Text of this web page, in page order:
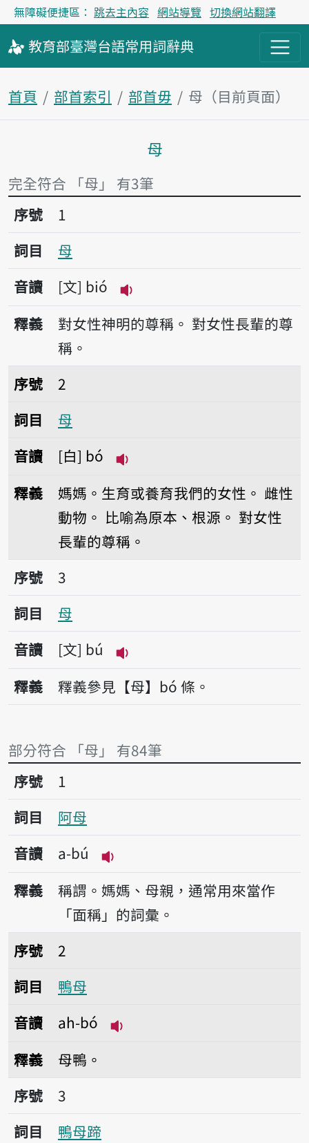
無障礙便捷區： 跳去主內容 網站導覽 切換網站翻譯
教育部臺灣台語常用詞辭典
首頁 部首索引 部首毋 母（目前頁面）
主內容區塊
母
完全符合 「母」 有3筆
序號1母
序號
1
詞目
母
音讀
文 bió
播放音讀bió
釋義 對女性神明的尊稱。 對女性長輩的尊
稱。
序號2母
序號
2
詞目
母
音讀
白 bó
釋義 媽媽。生育或養育我們的女性。 雌性
動物。 比喻為原本、根源。 對女性
長輩的尊稱。
序號3母
序號
3
詞目
母
音讀
文 bú
播放音讀bú
釋義 釋義參見【母】bó 條。
部分符合 「母」 有84筆
序號1阿母
序號
1
詞目
阿母
音讀
a-bú
播放音讀a-bú
釋義
稱謂。媽媽、母親，通常用來當作
「面稱」的詞彙。
序號2鴨母
序號
2
詞目
鴨母
音讀
ah-bó
釋義
母鴨。
序號3鴨母蹄
序號
3
詞目
鴨母蹄